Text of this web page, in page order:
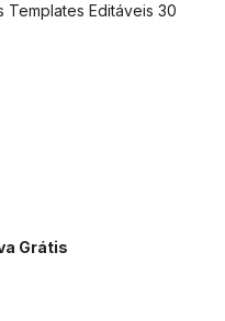
Templates Editáveis 30
Grátis